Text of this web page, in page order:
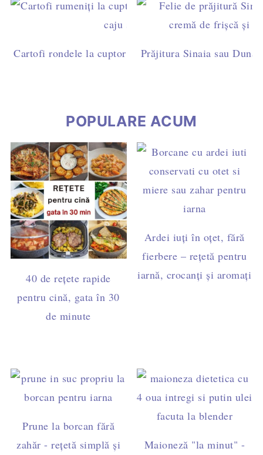
Cartofi rondele la cuptor cu pesto de busuioc și caju -
Prăjitura Sinaia sau
POPULARE ACUM
40 de rețete rapide
pentru cină, gata în 30
de minute
Ardei iuți în oțet, fără
fierbere – rețetă pentru
iarnă, crocanți și aromați
Prune la borcan fără
zahăr - rețetă simplă și
Maioneză "la minut" -